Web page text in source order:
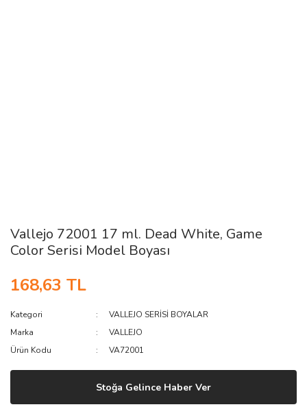
Vallejo 72001 17 ml. Dead White, Game
Color Serisi Model Boyası
168,63 TL
Kategori
VALLEJO SERİSİ BOYALAR
Marka
VALLEJO
Ürün Kodu
VA72001
Stoğa Gelince Haber Ver